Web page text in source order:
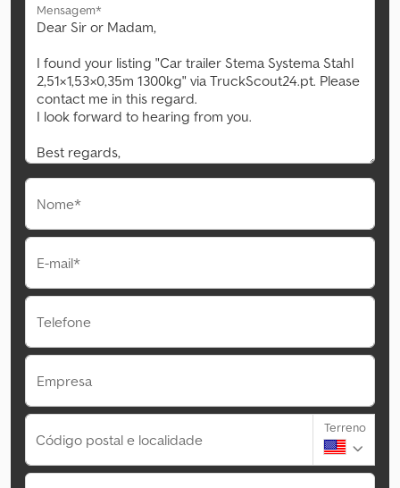
Mensagem*
Nome*
E-mail*
Telefone
Empresa
Código postal e localidade
Terreno